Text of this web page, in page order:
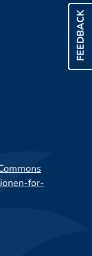
FEEDBACK
for-